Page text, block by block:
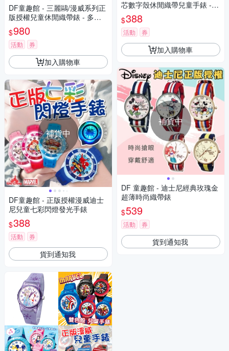
DF童趣館 - 三麗鷗/漫威系列正
版授權兒童休閒織帶錶 - 多款
可選
$980
活動 券
加入購物車
補貨中
DF童趣館 - 正版授權漫威迪士
尼兒童七彩閃燈發光手錶
$388
活動 券
貨到通知我
芯數字殼休閒織帶兒童手錶 -
多款可選
$388
活動 券
加入購物車
補貨中
DF 童趣館 - 迪士尼經典玫瑰金
超薄時尚織帶錶
$539
活動 券
貨到通知我